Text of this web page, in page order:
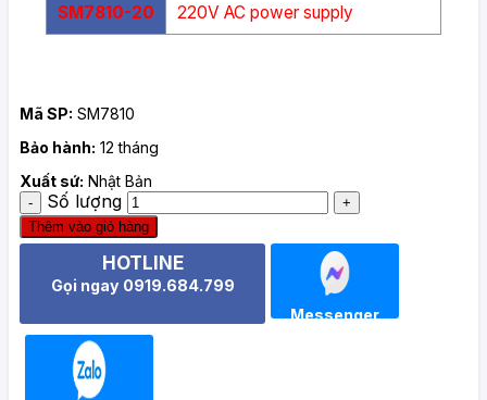
SM7810-20 220V AC power supply
Mã SP: SM7810
Bảo hành: 12 tháng
Xuất sứ: Nhật Bản
Số lượng
Thêm vào giỏ hàng
HOTLINE
Gọi ngay 0919.684.799
Messenger